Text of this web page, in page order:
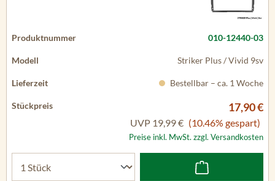
010-12440-03
Striker Plus / Vivid 9sv
Bestellbar – ca. 1 Woche
17,90 €
UVP 19,99 € (10.46% gespart)
Preise inkl. MwSt. zzgl. Versandkosten